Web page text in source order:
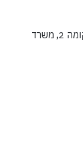
רחוב יגאל אלון 159 תל-אביב כניסה B, קומה 2, משרד